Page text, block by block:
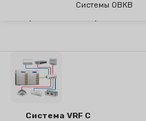
Системы ОВКВ
Система VRF С